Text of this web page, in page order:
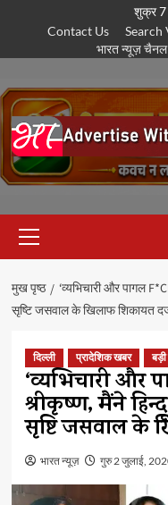
पर
शुक्र
Contact Us
Search
भारत न्यूज़ चैनल
सूची
मुख पृष्ठ
‘व्यभिचारी और पागल
सृष्टि जसवाल के खिलाफ शिकायत
दिल्ली प्रादेशिक खबर
‘व्यभिचारी और
श्रीकृष्ण, मैंने
सृष्टि जसवाल के
भारत न्यूज़ गुरु 2 जुलाई,